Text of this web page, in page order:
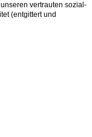
vertrauten sozial-
(entgittert und